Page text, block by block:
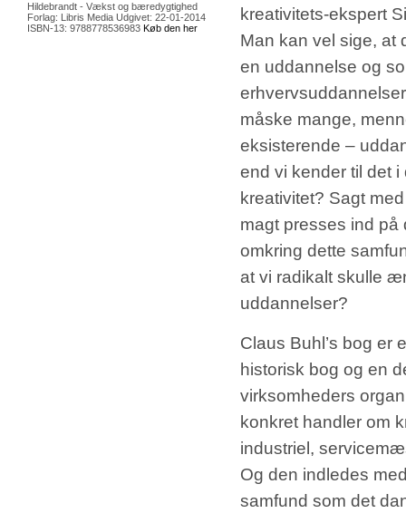
Hildebrandt - Vækst og bæredygtighed
Forlag: Libris Media Udgivet: 22-01-2014
ISBN-13: 9788778536983 Køb den her
kreativitets-ekspert
Man kan vel sige, at
en uddannelse og
måske mange,
eksisterende –
end vi kender til det
kreativitet? Sagt
magt presses ind på
omkring dette
at vi radikalt skulle
uddannelser?
Claus Buhl’s bog er
historisk bog og en
virksomheders
konkret handler om
industriel,
Og den indledes
samfund som det